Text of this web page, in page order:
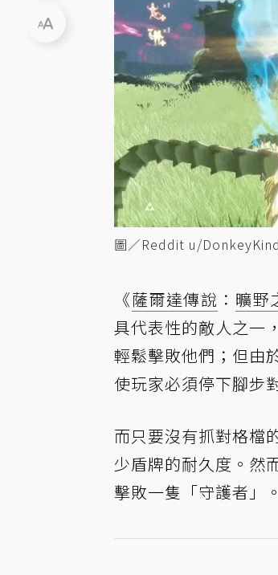
圖／Reddit u/
《薩爾達傳說 ： 曠野
具代表性的敵人之一
輕鬆擊敗他們；但由
使玩家必須停下腳步
而只要沒有抓對格檔
少盾牌的耐久度。然
擊敗一隻「守護者」。